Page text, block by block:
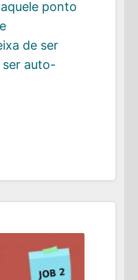
ponto
de ser
ser auto-